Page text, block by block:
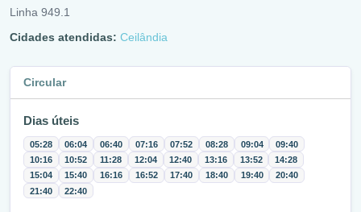
Linha 949.1
Cidades atendidas: Ceilândia
Circular
Dias úteis
05:28 06:04 06:40 07:16 07:52 08:28 09:04
09:40
10:16
10:52 11:28 12:04 12:40 13:16 13:52
14:28
15:04
15:40 16:16 16:52 17:40 18:40 19:40
20:40
21:40
22:40